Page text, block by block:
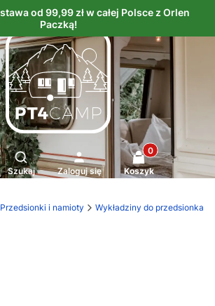
Otwórz wyszukiwarkę
Szukaj Zaloguj się
Produkty w
Koszyk
Przedsionki i namioty Wykładziny do przedsionka